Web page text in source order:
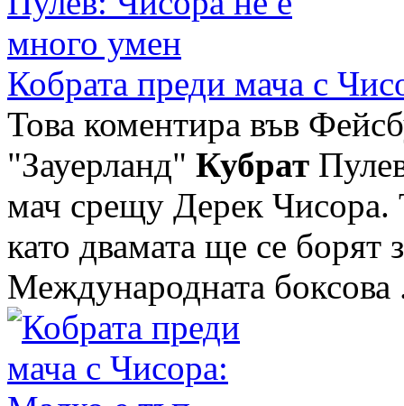
Кобрата преди мача с
Това коментира във
"Зауерланд" Кубрат
мач срещу Дерек Чисора.
като двамата ще се борят
Международната боксова